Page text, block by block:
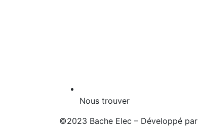
Nous trouver
©2023 Bache Elec – Développé par